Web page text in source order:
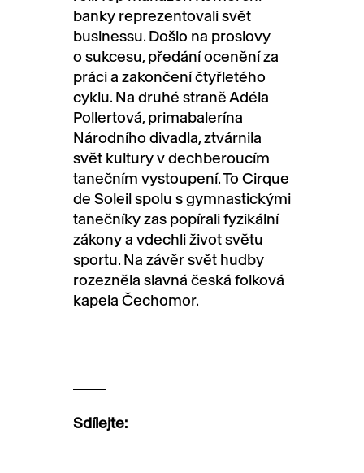
banky reprezentovali svět
businessu. Došlo na proslovy
o sukcesu, předání ocenění za
práci a zakončení čtyřletého
cyklu. Na druhé straně Adéla
Pollertová, primabalerína
Národního divadla, ztvárnila
svět kultury v dechberoucím
tanečním vystoupení. To Cirque
de Soleil spolu s gymnastickými
tanečníky zas popírali fyzikální
zákony a vdechli život světu
sportu. Na závěr svět hudby
rozezněla slavná česká folková
kapela Čechomor.
Sdílejte: